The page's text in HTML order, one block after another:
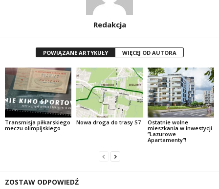
Redakcja
POWIĄZANE ARTYKUŁY WIĘCEJ OD AUTORA
Transmisja piłkarskiego
meczu olimpijskiego
Nowa droga do trasy S7
Ostatnie wolne
mieszkania w inwestycji
”Lazurowe
Apartamenty”!
ZOSTAW ODPOWIEDŹ